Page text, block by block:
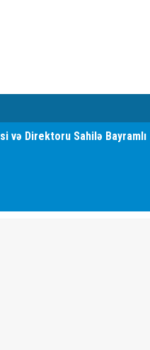
və Direktoru Sahilə Bayramlı